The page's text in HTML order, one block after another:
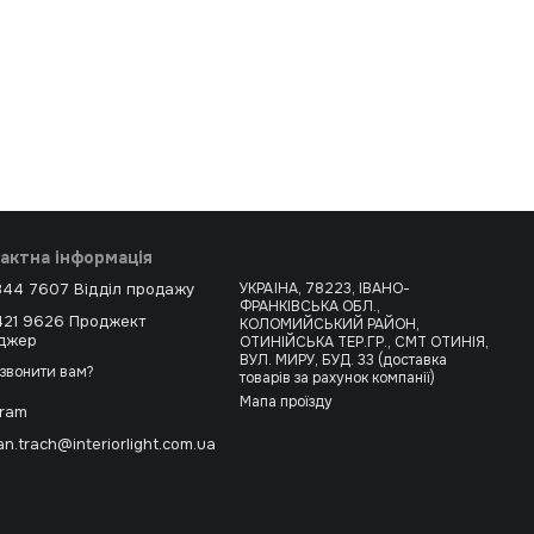
інформація
7607 Відділ продажу
9626 Проджект
вам?
УКРАЇНА, 78223, ІВАНО-
ФРАНКІВСЬКА ОБЛ.,
КОЛОМИЙСЬКИЙ РАЙОН,
ОТИНІЙСЬКА ТЕР.ГР., СМТ ОТИНІЯ,
ВУЛ. МИРУ, БУД. 33 (доставка
товарів за рахунок компанії)
Мапа проїзду